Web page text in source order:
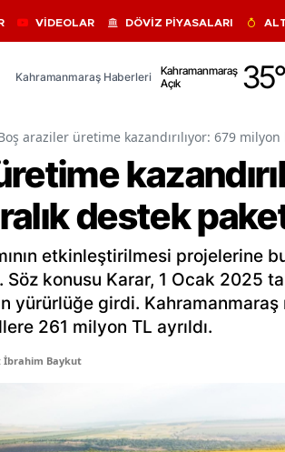
VİDEOLAR DÖVİZ PİYASALARI
Kahramanmaraş Haberleri
Kahramanmaraş
Açık
35°
Adıyaman
Afyonkarahisar
Ağrı
Amasya
Ankara
Antalya
Artvin
Bilecik
araziler üretime kazandırılıyor: 679 milyon
destek
etkinleştirilmesi projelerine
Söz konusu Karar, 1 Ocak 2025
yürürlüğe girdi. Kahramanmaraş
261 milyon TL ayrıldı.
İbrahim Baykut